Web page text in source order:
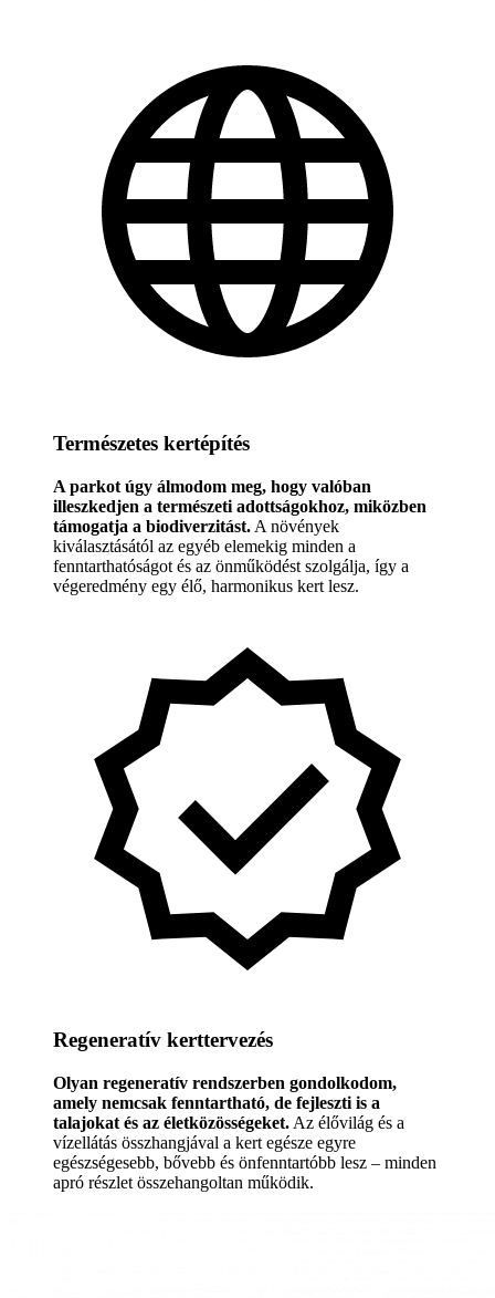
Természetes kertépítés
A parkot úgy álmodom meg, hogy valóban
illeszkedjen a természeti adottságokhoz, miközben
támogatja a biodiverzitást. A növények
kiválasztásától az egyéb elemekig minden a
fenntarthatóságot és az önműködést szolgálja, így a
végeredmény egy élő, harmonikus kert lesz.
Regeneratív kerttervezés
Olyan regeneratív rendszerben gondolkodom,
amely nemcsak fenntartható, de fejleszti is a
talajokat és az életközösségeket. Az élővilág és a
vízellátás összhangjával a kert egésze egyre
egészségesebb, bővebb és önfenntartóbb lesz – minden
apró részlet összehangoltan működik.